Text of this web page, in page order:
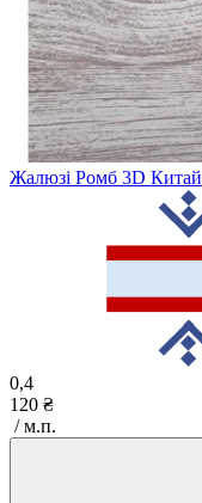
Жалюзі Ромб 3D Китай
0,4
120 ₴
/ м.п.